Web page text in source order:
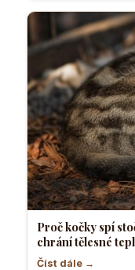
Proč kočky spí
chrání tělesné
Číst dále →